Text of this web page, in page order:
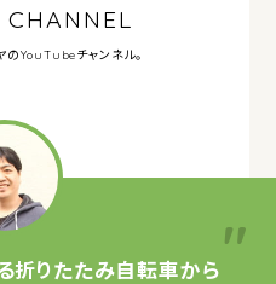
のYouTubeチャンネル。
折りたたみ自転車から